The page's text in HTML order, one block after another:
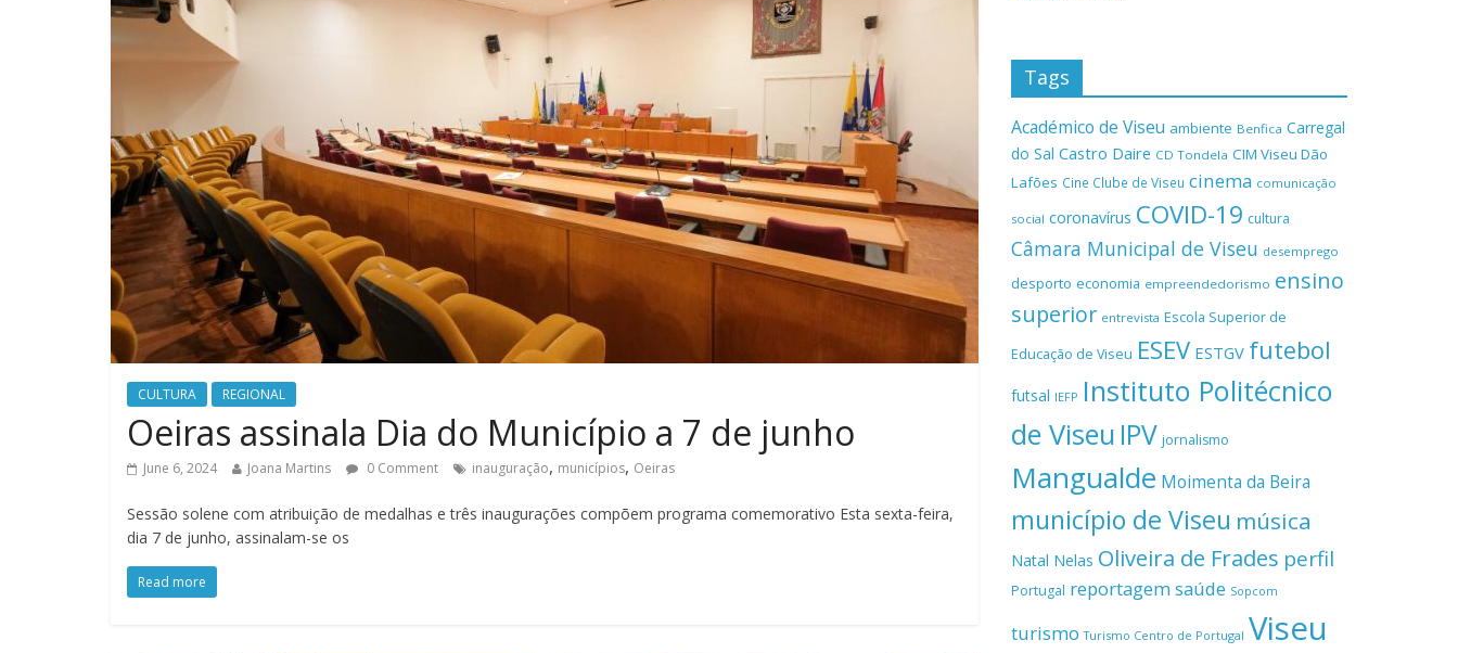
CULTURA REGIONAL
Oeiras assinala Dia do Município a 7 de junho
June 6, 2024 Joana Martins 0 Comment inauguração, municípios, Oeiras
Sessão solene com atribuição de medalhas e três inaugurações compõem programa comemorativo Esta sexta-feira,
dia 7 de junho, assinalam-se os
Read more
Tags
Académico de Viseu ambiente Benfica Carregal
do Sal Castro Daire CD Tondela CIM Viseu Dão
Lafões Cine Clube de Viseu cinema comunicação
social coronavírus COVID-19 cultura
Câmara Municipal de Viseu desemprego
desporto economia empreendedorismo ensino
superior entrevista Escola Superior de
Educação de Viseu ESEV ESTGV futebol
futsal IEFP Instituto Politécnico
de Viseu IPV jornalismo
Mangualde Moimenta da Beira
município de Viseu música
Natal Nelas Oliveira de Frades perfil
Portugal reportagemsaúde Sopcom
turismo Turismo Centro de Portugal Viseu